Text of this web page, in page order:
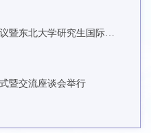
2026年智慧土木国际学术会议暨东北大学研究生国际暑期学校第九期在东北大学召开
暨交流座谈会举行